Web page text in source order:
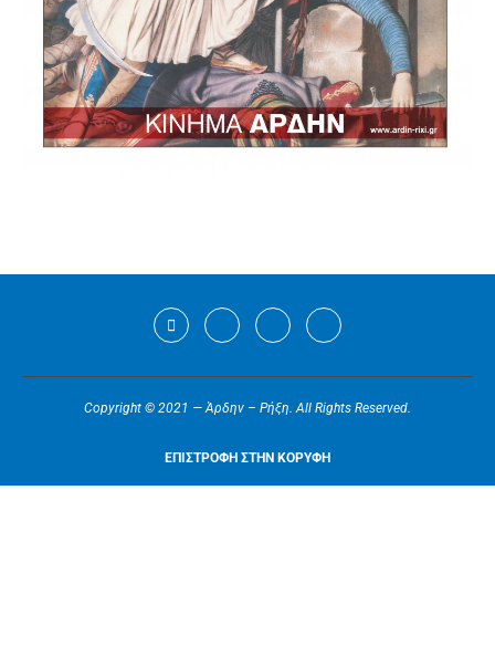
Copyright © 2021 — Άρδην – Ρήξη. All Rights Reserved.
ΕΠΙΣΤΡΟΦΗ ΣΤΗΝ ΚΟΡΥΦΗ